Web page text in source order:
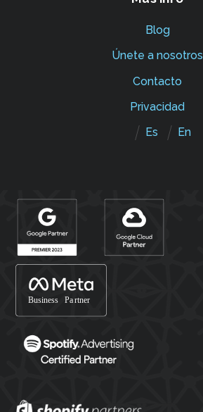
Blog
Únete a nosotros
Contacto
Privacidad
Es
En